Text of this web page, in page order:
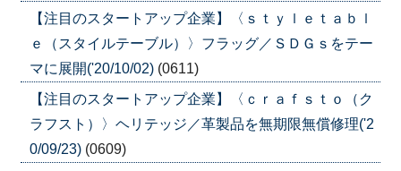
【注目のスタートアップ企業】〈ｓｔｙｌｅｔａｂｌ
ｅ（スタイルテーブル）〉フラッグ／ＳＤＧｓをテー
マに展開('20/10/02) (0611)
【注目のスタートアップ企業】〈ｃｒａｆｓｔｏ（ク
ラフスト）〉ヘリテッジ／革製品を無期限無償修理('2
0/09/23) (0609)